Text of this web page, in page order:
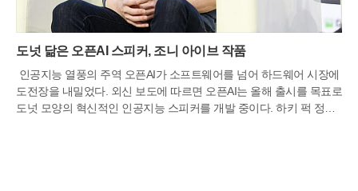
도넛 닮은 오픈AI 스피커, 조니 아이브 작품
인공지능 열풍의 주역 오픈AI가 소프트웨어를 넘어 하드웨어 시장에
도전장을 내밀었다. 외신 보도에 따르면 오픈AI는 올해 출시를 목표로
도넛 모양의 혁신적인 인공지능 스피커를 개발 중이다. 하키 퍽 정도